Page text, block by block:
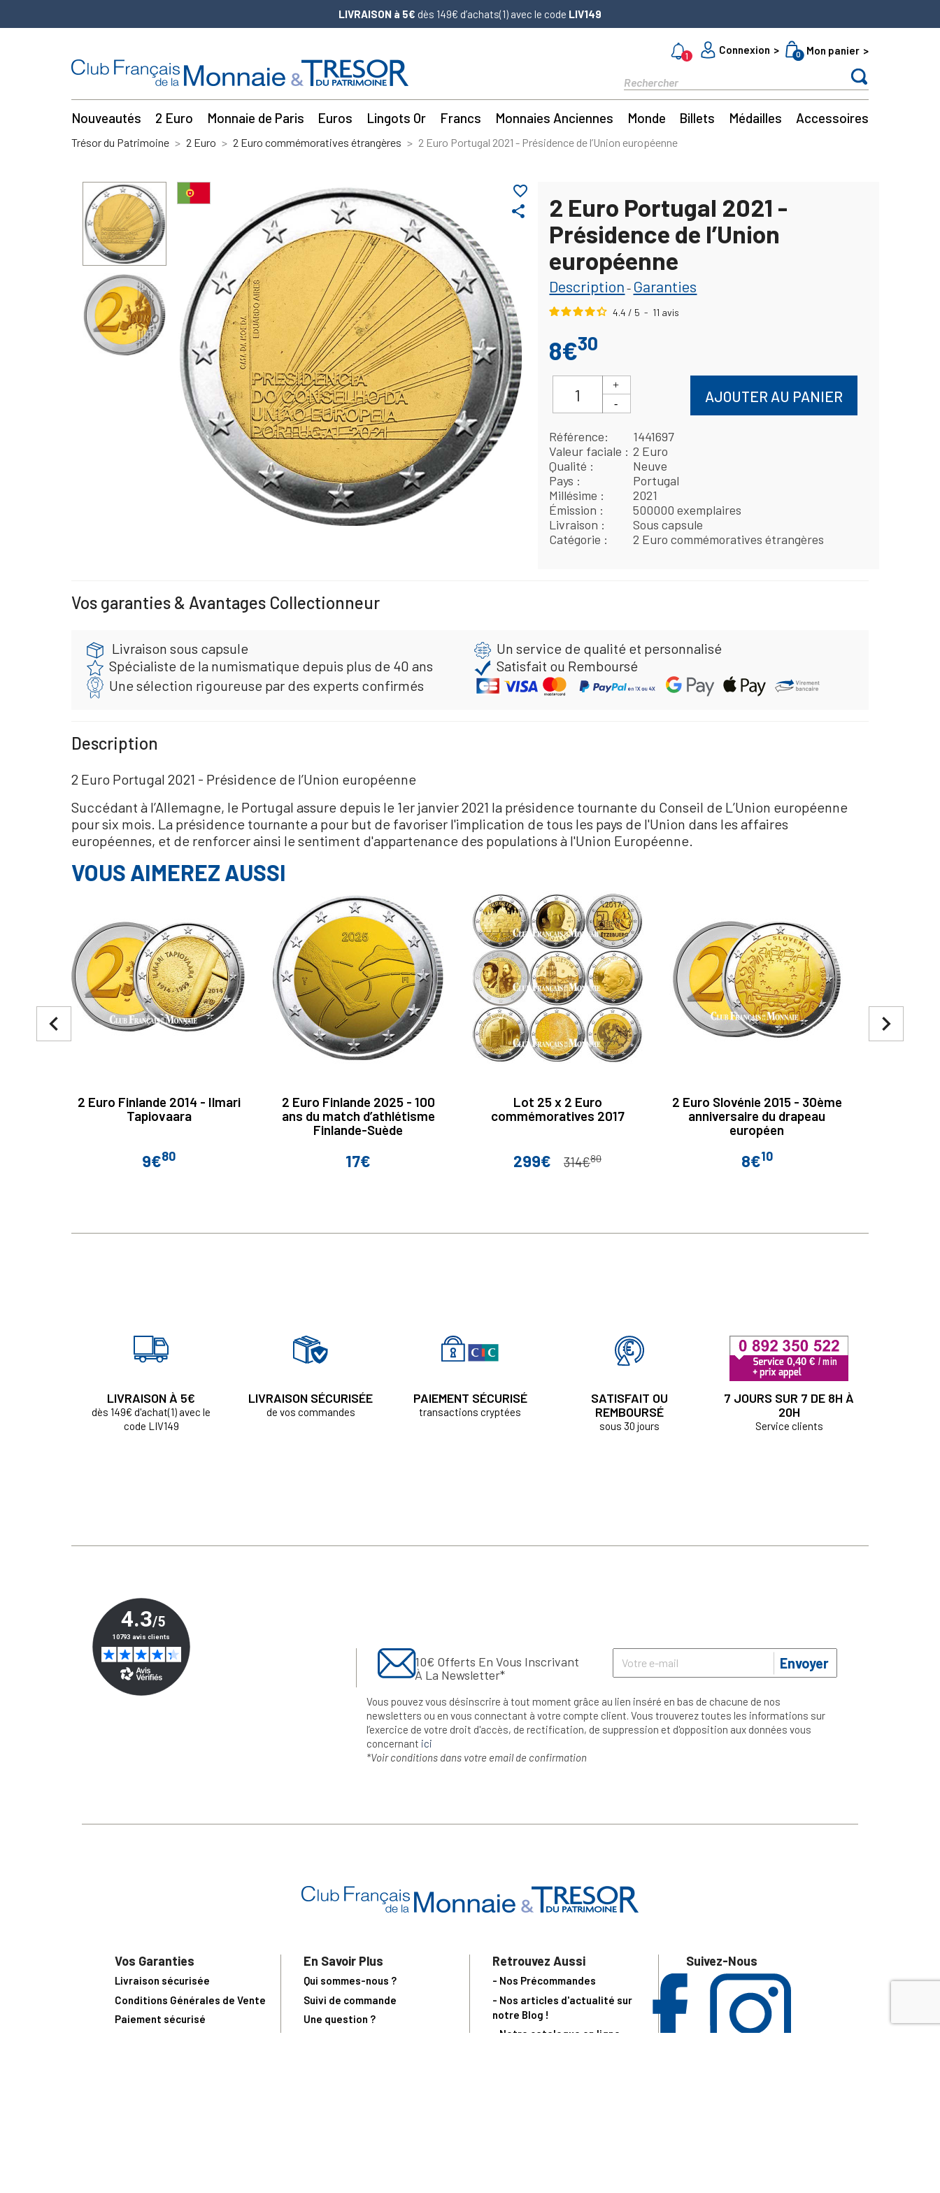
LIVRAISON à 5€ dès 149€ d’achats(1) avec le code LIV149
1
Connexion 0 Mon panier
Nouveautés 2 Euro Monnaie de Paris Euros Lingots Or Francs Monnaies Anciennes Monde Billets Médailles Accessoires
Trésor du Patrimoine 2 Euro 2 Euro commémoratives étrangères 2 Euro Portugal 2021 - Présidence de l’Union européenne
share
favorite_border
2 Euro Portugal 2021 -
Présidence de l’Union
européenne
Description - Garanties
4.4 / 5 - 11 avis
8€30
AJOUTER AU PANIER
Référence
1441697
Valeur faciale
2 Euro
Qualité
Neuve
Pays
Portugal
Millésime
2021
Émission
500000 exemplaires
Livraison
Sous capsule
Catégorie
2 Euro commémoratives étrangères
Vos garanties & Avantages Collectionneur
Livraison sous capsule
Un service de qualité et personnalisé
Spécialiste de la numismatique depuis plus de 40 ans
Satisfait ou Remboursé
Une sélection rigoureuse par des experts confirmés
Description
2 Euro Portugal 2021 - Présidence de l’Union européenne
Succédant à l’Allemagne, le Portugal assure depuis le 1er janvier 2021 la présidence tournante du Conseil de L’Union européenne
pour six mois. La présidence tournante a pour but de favoriser l'implication de tous les pays de l'Union dans les affaires
européennes, et de renforcer ainsi le sentiment d'appartenance des populations à l'Union Européenne.
VOUS AIMEREZ AUSSI
2 Euro Finlande 2014 - Ilmari
Tapiovaara
Prix
9€80
2 Euro Finlande 2025 - 100
ans du match d’athlétisme
Finlande-Suède
Prix
17€
Lot 25 x 2 Euro
commémoratives 2017
Prix
299€ Prix de base
314€80
2 Euro Slovénie 2015 - 30ème
anniversaire du drapeau
européen
Prix
8€10
navigate_next
navigate_before
LIVRAISON À 5€
dès 149€ d'achat(1) avec le
code LIV149
LIVRAISON SÉCURISÉE
de vos commandes
PAIEMENT SÉCURISÉ
transactions cryptées
SATISFAIT OU
REMBOURSÉ
sous 30 jours
7 JOURS SUR 7 DE 8H À
20H
Service clients
10€ Offerts En Vous Inscrivant
À La Newsletter*
Envoyer
Vous pouvez vous désinscrire à tout moment grâce au lien inséré en bas de chacune de nos
newsletters ou en vous connectant à votre compte client. Vous trouverez toutes les informations sur
l’exercice de votre droit d'accès, de rectification, de suppression et d'opposition aux données vous
concernant ici
*Voir conditions dans votre email de confirmation
Vos Garanties
Livraison sécurisée
Conditions Générales de Vente
Paiement sécurisé
En Savoir Plus
Qui sommes-nous ?
Suivi de commande
Une question ?
Retrouvez Aussi
- Nos Précommandes
- Nos articles d'actualité sur
notre Blog !
- Notre catalogue en ligne
Suivez-Nous